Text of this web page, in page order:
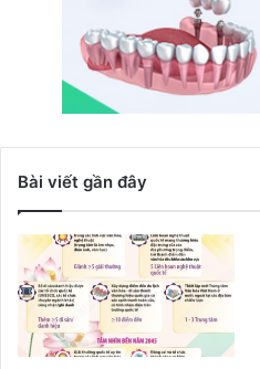
Bài viết gần đây